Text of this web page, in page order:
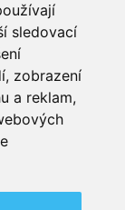
sledovací
zobrazení
a reklam,
| Svatební